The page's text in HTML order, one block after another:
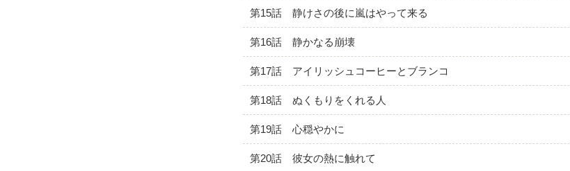
第15話 静けさの後に嵐はやって来る
第16話 静かなる崩壊
第17話 アイリッシュコーヒーとブランコ
第18話 ぬくもりをくれる人
第19話 心穏やかに
第20話 彼女の熱に触れて